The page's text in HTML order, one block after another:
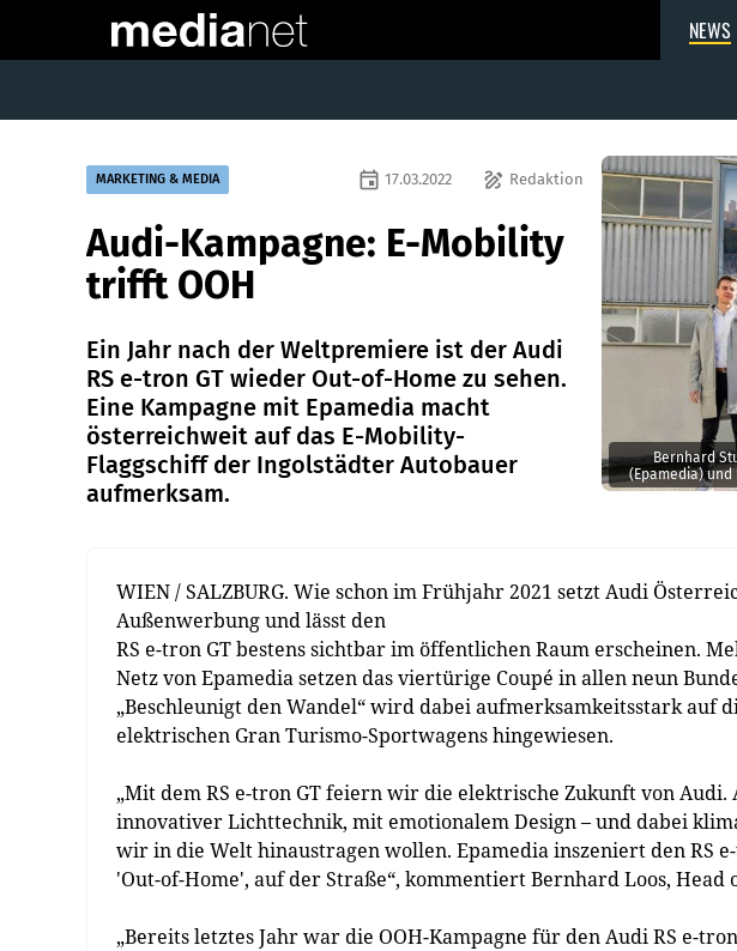
NEWS
Bernhard
(Epamedia)
MARKETING & MEDIA draw Redaktion
event 17.03.2022
Audi-Kampagne: E-Mobility
trifft OOH
Ein Jahr nach der Weltpremiere ist der Audi
RS e-tron GT wieder Out-of-Home zu sehen.
Eine Kampagne mit Epamedia macht
österreichweit auf das E-Mobility-
Flaggschiff der Ingolstädter Autobauer
aufmerksam.
WIEN / SALZBURG. Wie schon im Frühjahr 2021 setzt Audi
Außenwerbung und lässt den
RS e-tron GT bestens sichtbar im öffentlichen Raum erscheinen.
Netz von Epamedia setzen das viertürige Coupé in allen neun
„Beschleunigt den Wandel“ wird dabei aufmerksamkeitsstark
elektrischen Gran Turismo-Sportwagens hingewiesen.
„Mit dem RS e-tron GT feiern wir die elektrische Zukunft von
innovativer Lichttechnik, mit emotionalem Design – und dabei
wir in die Welt hinaustragen wollen. Epamedia inszeniert den RS
'Out-of-Home', auf der Straße“, kommentiert Bernhard Loos, Head
„Bereits letztes Jahr war die OOH-Kampagne für den Audi RS e-